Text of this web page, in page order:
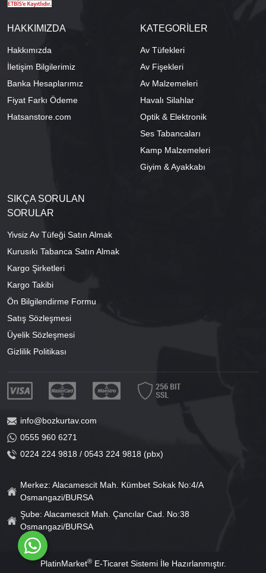
HAKKIMIZDA
Hakkımızda
İletişim Bilgilerimiz
Banka Hesaplarımız
Fiyat Farkı Ödeme
Hatsanstore.com
KATEGORİLER
Av Tüfekleri
Av Fişekleri
Av Malzemeleri
Havalı Silahlar
Optik & Elektronik
Ses Tabancaları
Kamp Malzemeleri
Giyim & Ayakkabı
SIKÇA SORULAN
SORULAR
Yivsiz Av Tüfeği Satın Almak
Kurusıkı Tabanca Satın Almak
Kargo Şirketleri
Kargo Takibi
Ön Bilgilendirme Formu
Satış Sözleşmesi
Üyelik Sözleşmesi
Gizlilik Politikası
info@bozkurtav.com
0555 960 6271
0224 224 9818 / 0543 224 9818 (pbx)
Merkez: Alacamescit Mah. Kümbet Sokak No:4/A
Osmangazi/BURSA
Şube: Alacamescit Mah. Çancılar Cad. No:38
Osmangazi/BURSA
PlatinMarket®E-Ticaret Sistemiİle Hazırlanmıştır.